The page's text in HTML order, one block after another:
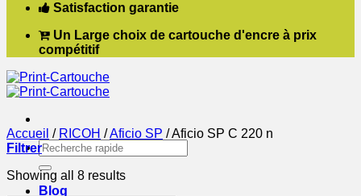
Satisfaction garantie
Un Large choix de cartouche d'encre à prix
compétitif
Recherche
pour :
Blog
Accueil / RICOH /Aficio SP /Aficio SP C 220 n
Filtrer
Showing all 8 results